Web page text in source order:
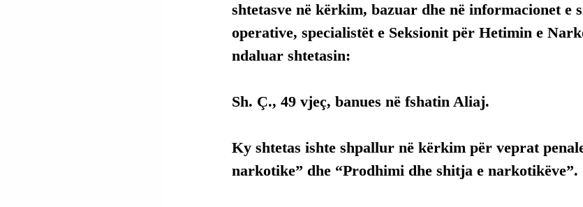
shtetasve në kërkim, bazuar dhe në informacionet e
operative, specialistët e Seksionit për Hetimin e
ndaluar shtetasin:
Sh. Ç., 49 vjeç, banues në fshatin Aliaj.
Ky shtetas ishte shpallur në kërkim për veprat
narkotike” dhe “Prodhimi dhe shitja e narkotikëve”.